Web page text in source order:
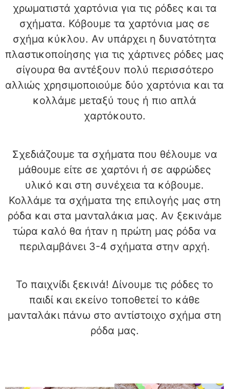
χρωματιστά χαρτόνια για τις ρόδες και τα
σχήματα. Κόβουμε τα χαρτόνια μας σε
σχήμα κύκλου. Αν υπάρχει η δυνατότητα
πλαστικοποίησης για τις χάρτινες ρόδες μας
σίγουρα θα αντέξουν πολύ περισσότερο
αλλιώς χρησιμοποιούμε δύο χαρτόνια και τα
κολλάμε μεταξύ τους ή πιο απλά
χαρτόκουτο.
Σχεδιάζουμε τα σχήματα που θέλουμε να
μάθουμε είτε σε χαρτόνι ή σε αφρώδες
υλικό και στη συνέχεια τα κόβουμε.
Κολλάμε τα σχήματα της επιλογής μας στη
ρόδα και στα μανταλάκια μας. Αν ξεκινάμε
τώρα καλό θα ήταν η πρώτη μας ρόδα να
περιλαμβάνει 3-4 σχήματα στην αρχή.
Το παιχνίδι ξεκινά! Δίνουμε τις ρόδες το
παιδί και εκείνο τοποθετεί το κάθε
μανταλάκι πάνω στο αντίστοιχο σχήμα στη
ρόδα μας.